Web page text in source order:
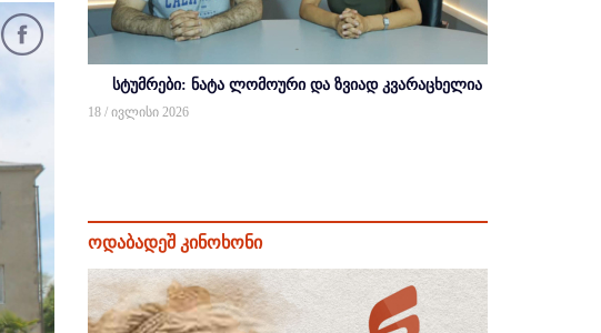
სტუმრები: ნატა ლომოური და ზვიად კვარაცხელია
18 / ივლისი 2026
ოდაბადეშ კინოხონი